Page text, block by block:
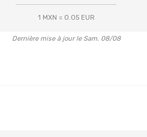
1 MXN = 0.05 EUR
Dernière mise à jour le Sam. 08/08